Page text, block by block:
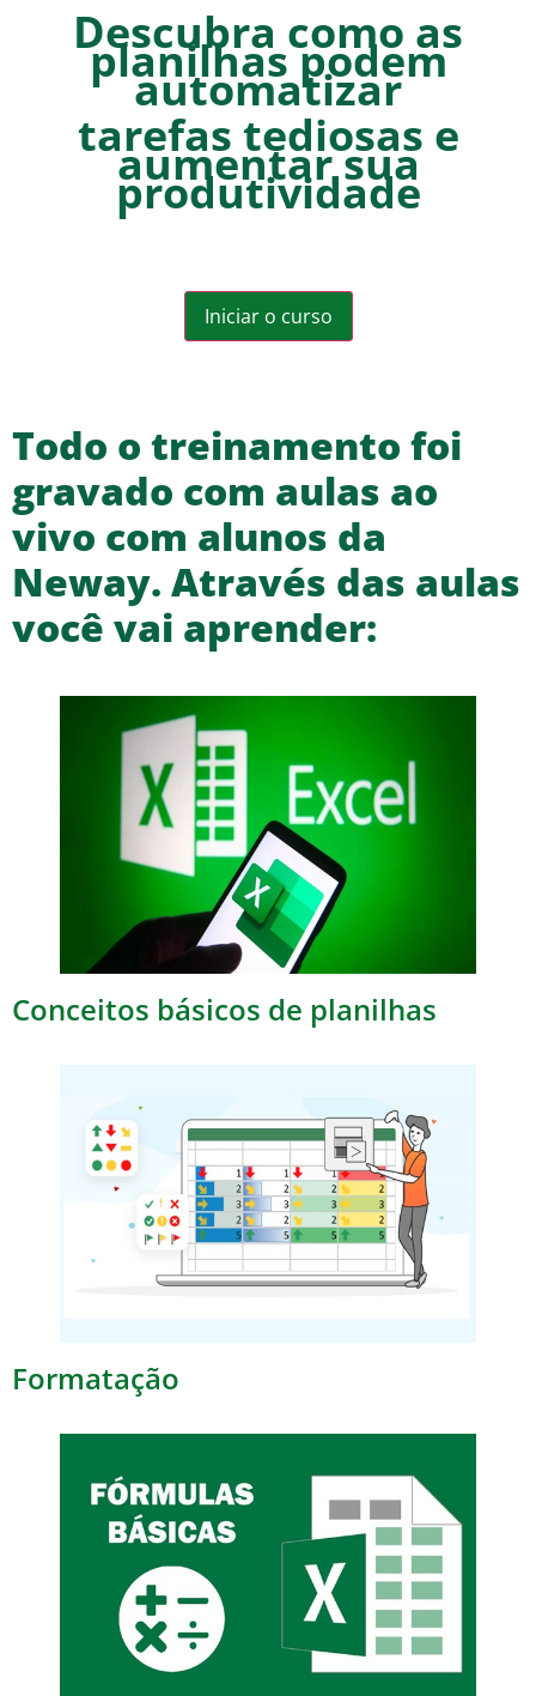
Descubra como as
planilhas podem
automatizar
tarefas tediosas e
aumentar sua
produtividade
Iniciar o curso
Todo o treinamento foi
gravado com aulas ao
vivo com alunos da
Neway. Através das aulas
você vai aprender:
Conceitos básicos de planilhas
Formatação